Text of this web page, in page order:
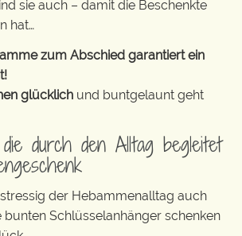
sie auch – damit die Beschenkte
hat…
zum Abschied garantiert ein
glücklich und buntgelaunt geht
durch den Alltag begleitet
der Hebammenalltag auch
bunten Schlüsselanhänger schenken